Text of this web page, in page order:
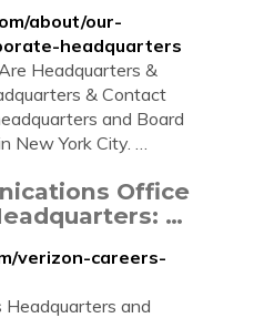
about/our-
headquarters
Headquarters &
& Contact
and Board
New York City. …
Office
…
verizon-careers-
Headquarters and